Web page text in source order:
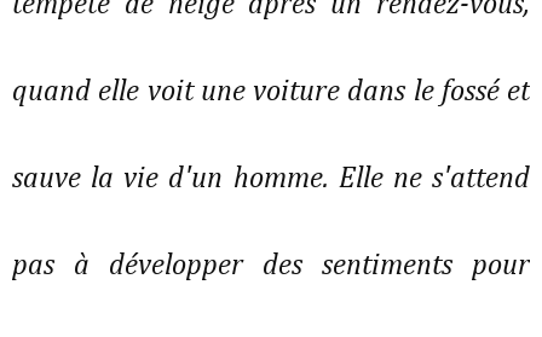
quand elle voit une voiture dans le fossé et
sauve la vie d'un homme. Elle ne s'attend
pas à développer des sentiments pour